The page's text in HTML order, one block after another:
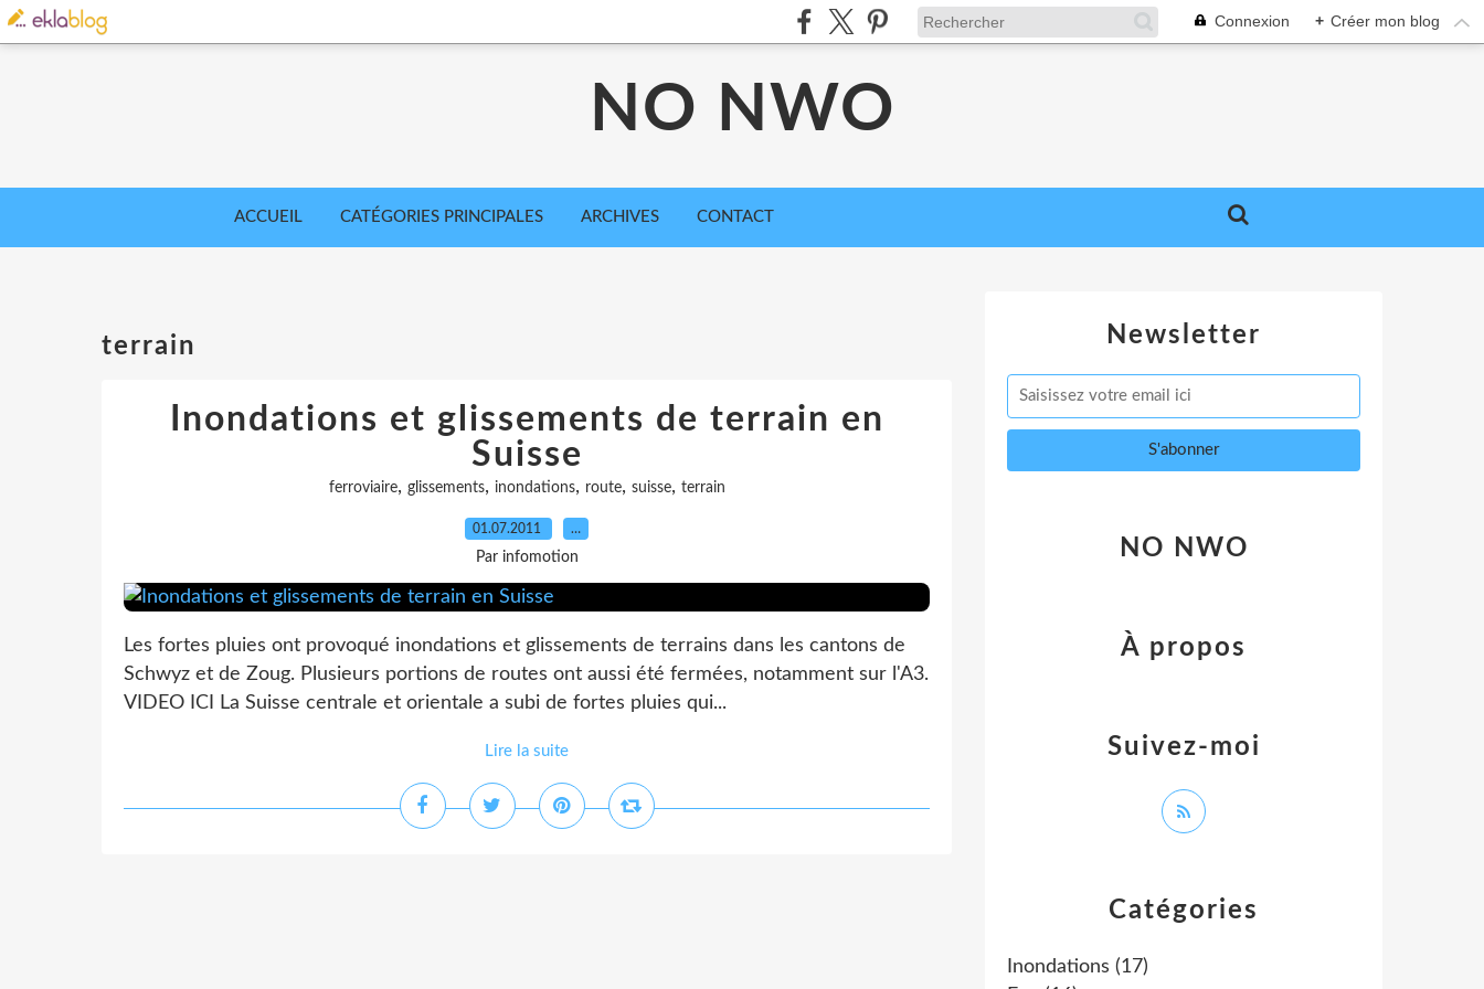
Connexion + Créer mon blog
NO NWO
ACCUEIL CATÉGORIES PRINCIPALES ARCHIVES CONTACT
terrain
Inondations et glissements de terrain en
Suisse
ferroviaire, glissements, inondations, route, suisse, terrain
01.07.2011 …
Par infomotion
Les fortes pluies ont provoqué inondations et glissements de terrains dans les cantons de
Schwyz et de Zoug. Plusieurs portions de routes ont aussi été fermées, notamment sur l'A3.
VIDEO ICI La Suisse centrale et orientale a subi de fortes pluies qui...
Lire la suite
Newsletter
Catégories
Inondations (17)
NO NWO
Suivez-moi
À propos